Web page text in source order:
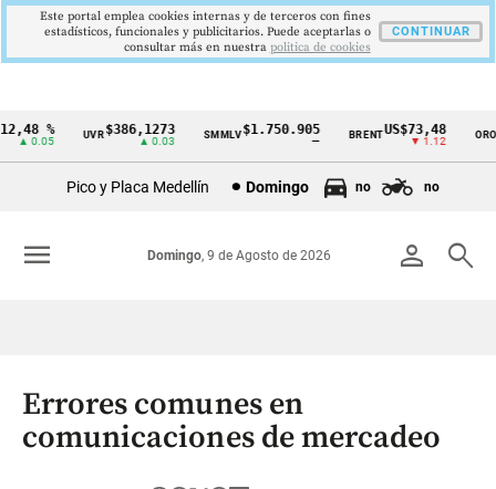
Cintillo
Colombia
%
▲ 0.05
UVR$386,1273
▲ 0.03
SMMLV$1.750.905 BRENTUS$73,48
▼ 1.12
ORO
Pico y Placa Medellín Domingo no no
person search
Domingo, 9 de Agosto de 2026
menu
Errores comunes en
comunicaciones de mercadeo
Este portal emplea cookies internas y de terceros con fines
estadísticos, funcionales y publicitarios. Puede aceptarlas o
consultar más en nuestra politica de cookies
CONTINUAR